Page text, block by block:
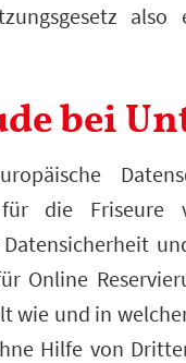
bei
für die
Online
wie und in
Hilfe von